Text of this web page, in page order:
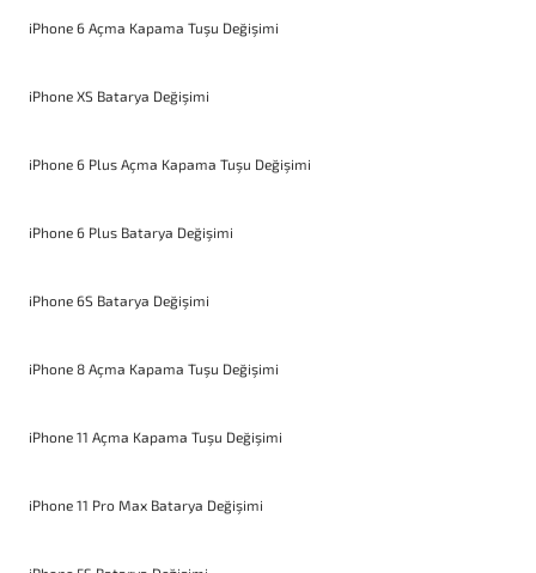
iPhone 6 Açma Kapama Tuşu Değişimi
iPhone XS Batarya Değişimi
iPhone 6 Plus Açma Kapama Tuşu Değişimi
iPhone 6 Plus Batarya Değişimi
iPhone 6S Batarya Değişimi
iPhone 8 Açma Kapama Tuşu Değişimi
iPhone 11 Açma Kapama Tuşu Değişimi
iPhone 11 Pro Max Batarya Değişimi